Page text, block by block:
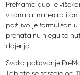
PreMama duo je
vitamina, minerala i
pažljivo je formulisan u
prenatalnu njegu te
dojenja.
Svako pakovanje
Tablete se sastoje od